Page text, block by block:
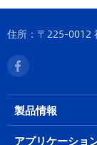
住所：〒225-0012
製品情報
アプリケーショ